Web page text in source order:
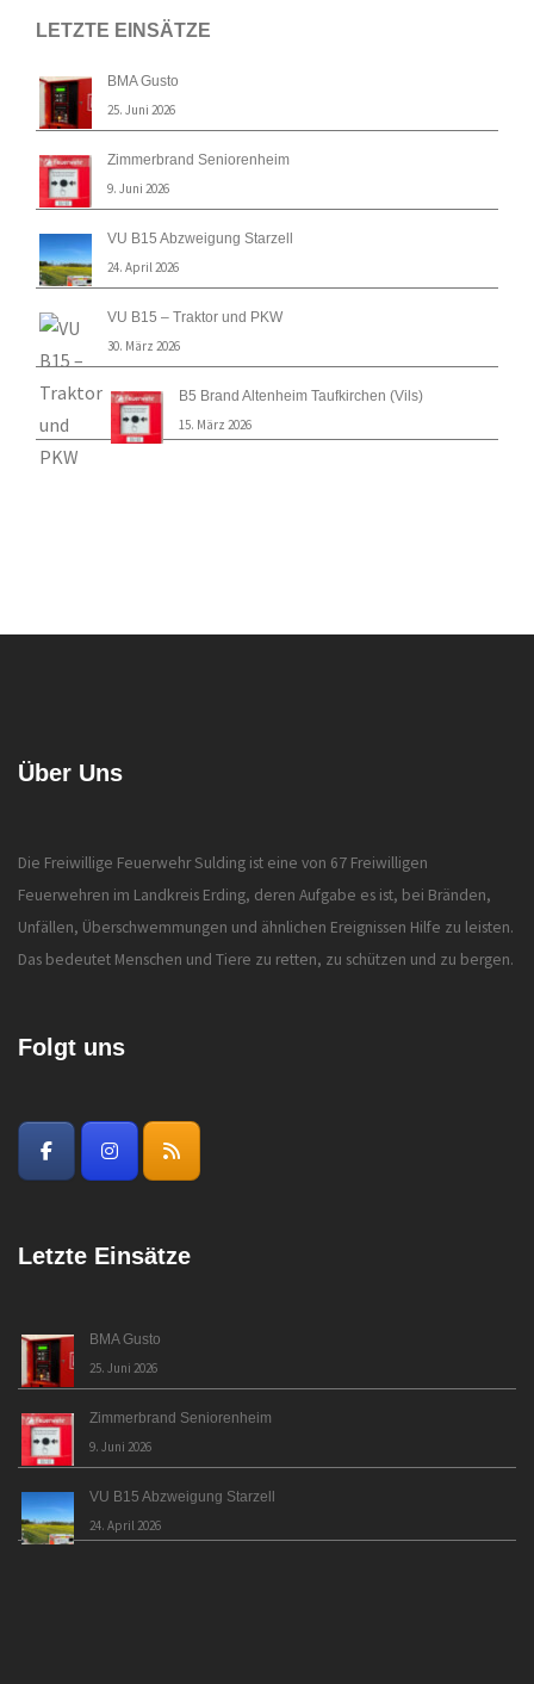
LETZTE EINSÄTZE
BMA Gusto
25. Juni 2026
Zimmerbrand Seniorenheim
9. Juni 2026
VU B15 Abzweigung Starzell
24. April 2026
VU B15 – Traktor und PKW
30. März 2026
B5 Brand Altenheim Taufkirchen (Vils)
15. März 2026
Über Uns
Die Freiwillige Feuerwehr Sulding ist eine von 67 Freiwilligen
Feuerwehren im Landkreis Erding, deren Aufgabe es ist, bei Bränden,
Unfällen, Überschwemmungen und ähnlichen Ereignissen Hilfe zu leisten.
Das bedeutet Menschen und Tiere zu retten, zu schützen und zu bergen.
Folgt uns
Letzte Einsätze
BMA Gusto
25. Juni 2026
Zimmerbrand Seniorenheim
9. Juni 2026
VU B15 Abzweigung Starzell
24. April 2026